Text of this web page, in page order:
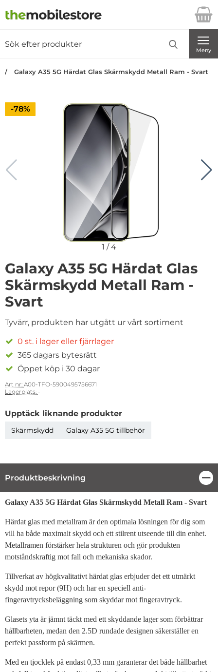
Startsidan för Danira Telecom AB
Meny
Galaxy A35 5G Härdat Glas Skärmskydd Metall Ram - Svart
Priset är nedsatt med
-78%
1 /4
Galaxy A35 5G Härdat Glas
Skärmskydd Metall Ram -
Svart
Tyvärr, produkten har utgått ur vårt sortiment
0 st. i lager eller fjärrlager
365 dagars bytesrätt
Öppet köp i 30 dagar
Art nr: A00-TFO-5900495756671
Lagerplats: -
Upptäck liknande produkter
Skärmskydd Galaxy A35 5G tillbehör
Produktbeskrivning
Produktbeskrivning
Galaxy A35 5G Härdat Glas Skärmskydd Metall Ram - Svart
Härdat glas med metallram är den optimala lösningen för dig som
vill ha både maximalt skydd och ett stilrent utseende till din enhet.
Metallramen förstärker hela strukturen och gör produkten
motståndskraftig mot fall och mekaniska skador.
Tillverkat av högkvalitativt härdat glas erbjuder det ett utmärkt
skydd mot repor (9H) och har en speciell anti-
fingeravtrycksbeläggning som skyddar mot fingeravtryck.
Glasets yta är jämnt täckt med ett skyddande lager som förbättrar
hållbarheten, medan den 2.5D rundade designen säkerställer en
perfekt passform på skärmen.
Med en tjocklek på endast 0,33 mm garanterar det både hållbarhet